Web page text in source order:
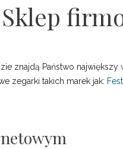
Sklep
znajdą Państwo
zegarki takich marek jak: